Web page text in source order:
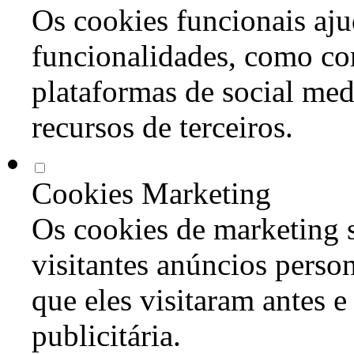
Os cookies funcionais
funcionalidades, como
plataformas de social
recursos de terceiros.
Cookies Marketing
Os cookies de marketing
visitantes anúncios
que eles visitaram antes
publicitária.